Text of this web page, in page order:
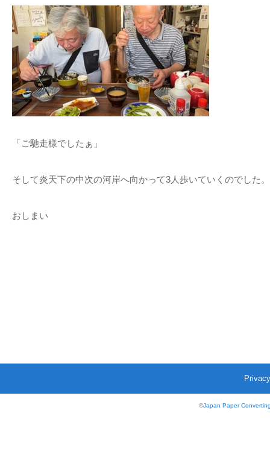
「ご馳走様でしたぁ」
そして炎天下の中次の河岸へ向かって3人歩いていくのでした。
おしまい
©Japan Paper